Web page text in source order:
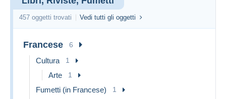
457 oggetti trovati Vedi tutti gli oggetti
Francese 6
Cultura 1
Arte 1
Fumetti (in Francese) 1